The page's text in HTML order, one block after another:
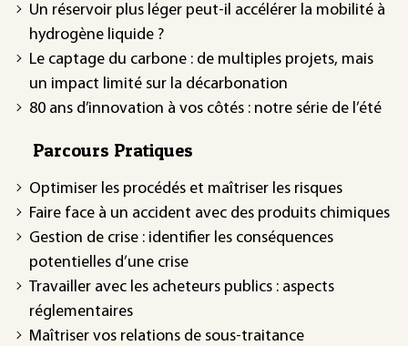
Un réservoir plus léger peut-il accélérer la mobilité à
hydrogène liquide ?
Le captage du carbone : de multiples projets, mais
un impact limité sur la décarbonation
80 ans d’innovation à vos côtés : notre série de l’été
Parcours Pratiques
Optimiser les procédés et maîtriser les risques
Faire face à un accident avec des produits chimiques
Gestion de crise : identifier les conséquences
potentielles d’une crise
Travailler avec les acheteurs publics : aspects
réglementaires
Maîtriser vos relations de sous-traitance